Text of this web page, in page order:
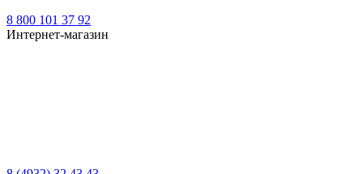
8 800 101 37 92
Интернет-магазин